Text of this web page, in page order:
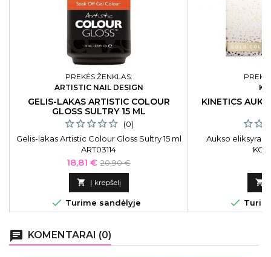
PREKĖS ŽENKLAS:
ARTISTIC NAIL DESIGN
GELIS-LAKAS ARTISTIC COLOUR
GLOSS SULTRY 15 ML
(0)
Gelis-lakas Artistic Colour Gloss Sultry 15 ml
ART03114
Kaina
18,81 € Bazinė
kaina
20,90 €
 Į krepšelį
 Turime sandėlyje
KINETICS
Aukso eliksyras


chat KOMENTARAI (0)